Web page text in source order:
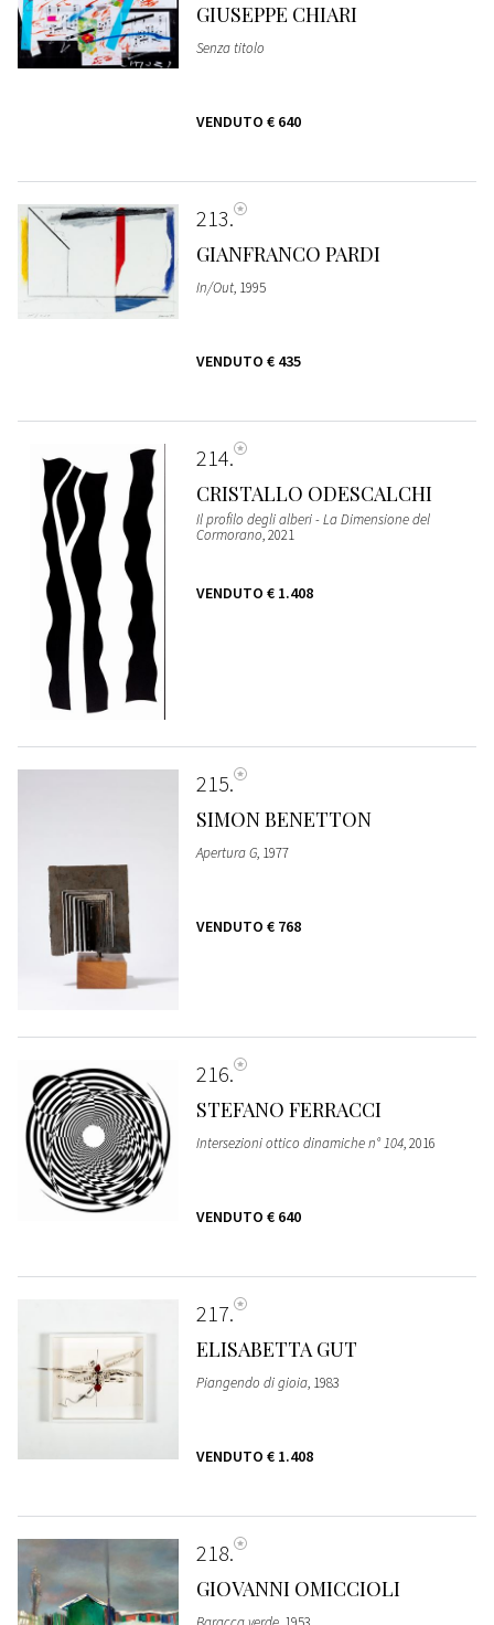
GIUSEPPE CHIARI
Senza titolo
VENDUTO € 640
213
GIANFRANCO PARDI
In/Out, 1995
VENDUTO € 435
214
CRISTALLO ODESCALCHI
Il profilo degli alberi - La Dimensione del
Cormorano, 2021
VENDUTO € 1.408
215
SIMON BENETTON
Apertura G, 1977
VENDUTO € 768
216
STEFANO FERRACCI
Intersezioni ottico dinamiche n° 104, 2016
VENDUTO € 640
217
ELISABETTA GUT
Piangendo di gioia, 1983
VENDUTO € 1.408
218
GIOVANNI OMICCIOLI